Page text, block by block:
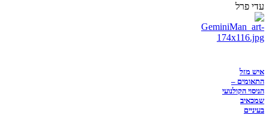
עדי פרל
איש מזל
התאומים –
הניסוי הקולנועי
שמכאיב
בעיניים